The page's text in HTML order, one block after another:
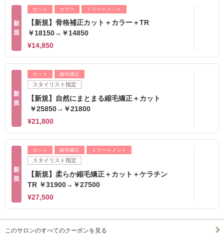
新
規
カット カラー トリートメント
【新規】骨格補正カット＋カラー＋TR
￥18150→￥14850
¥14,850
新
規
カット 縮毛矯正
スタイリスト指定
【新規】自然にまとまる縮毛矯正＋カット
￥25850→￥21800
¥21,800
新
規
カット 縮毛矯正 トリートメント
スタイリスト指定
【新規】柔らか縮毛矯正＋カット＋ケラチン
TR ￥31900→￥27500
¥27,500
このサロンのすべてのクーポンを見る